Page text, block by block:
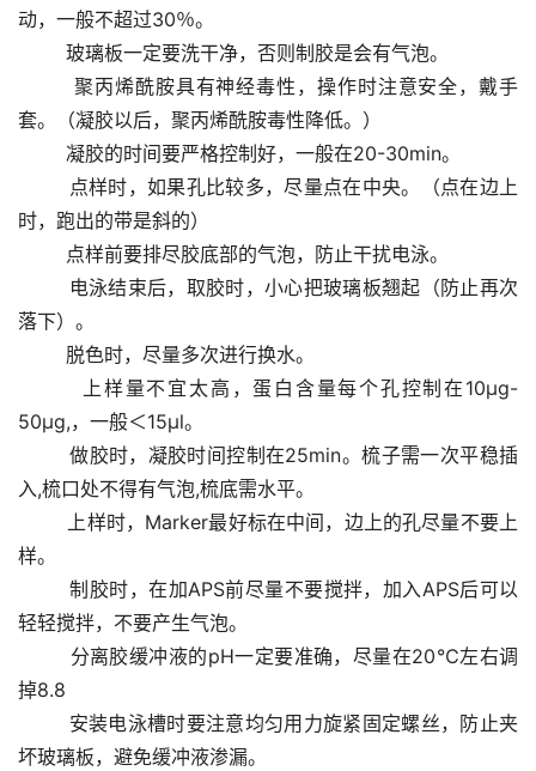
动，一般不超过30％。
玻璃板一定要洗干净，否则制胶是会有气泡。
聚丙烯酰胺具有神经毒性，操作时注意安全，戴手
套。（凝胶以后，聚丙烯酰胺毒性降低。）
凝胶的时间要严格控制好，一般在20-30min。
点样时，如果孔比较多，尽量点在中央。（点在边上
时，跑出的带是斜的）
点样前要排尽胶底部的气泡，防止干扰电泳。
电泳结束后，取胶时，小心把玻璃板翘起（防止再次
落下）。
脱色时，尽量多次进行换水。
上样量不宜太高，蛋白含量每个孔控制在10μg-
50μg,，一般＜15μl。
做胶时，凝胶时间控制在25min。梳子需一次平稳插
入,梳口处不得有气泡,梳底需水平。
上样时，Marker最好标在中间，边上的孔尽量不要上
样。
制胶时，在加APS前尽量不要搅拌，加入APS后可以
轻轻搅拌，不要产生气泡。
分离胶缓冲液的pH一定要准确，尽量在20℃左右调
掉8.8
安装电泳槽时要注意均匀用力旋紧固定螺丝，防止夹
坏玻璃板，避免缓冲液渗漏。